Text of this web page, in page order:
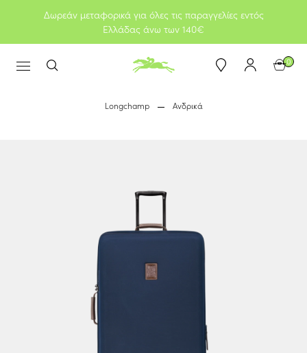
Δωρεάν μεταφορικά για όλες τις παραγγελίες εντός
Ελλάδας άνω των 140€
0
Longchamp Ανδρικά